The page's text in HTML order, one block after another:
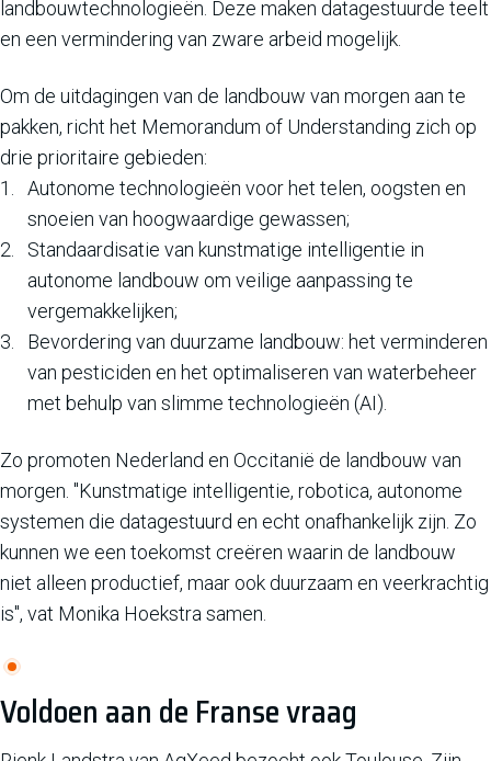
landbouwtechnologieën. Deze maken datagestuurde teelt
en een vermindering van zware arbeid mogelijk.
Om de uitdagingen van de landbouw van morgen aan te
pakken, richt het Memorandum of Understanding zich op
drie prioritaire gebieden:
Autonome technologieën voor het telen, oogsten en
snoeien van hoogwaardige gewassen;
Standaardisatie van kunstmatige intelligentie in
autonome landbouw om veilige aanpassing te
vergemakkelijken;
Bevordering van duurzame landbouw: het verminderen
van pesticiden en het optimaliseren van waterbeheer
met behulp van slimme technologieën (AI).
Zo promoten Nederland en Occitanië de landbouw van
morgen. "Kunstmatige intelligentie, robotica, autonome
systemen die datagestuurd en echt onafhankelijk zijn. Zo
kunnen we een toekomst creëren waarin de landbouw
niet alleen productief, maar ook duurzaam en veerkrachtig
is", vat Monika Hoekstra samen.
Voldoen aan de Franse vraag